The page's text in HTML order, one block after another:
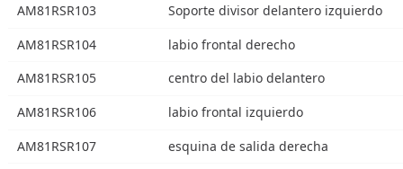
AM81RSR103
Soporte divisor delantero izquierdo
AM81RSR104
labio frontal derecho
AM81RSR105
centro del labio delantero
AM81RSR106
labio frontal izquierdo
AM81RSR107
esquina de salida derecha